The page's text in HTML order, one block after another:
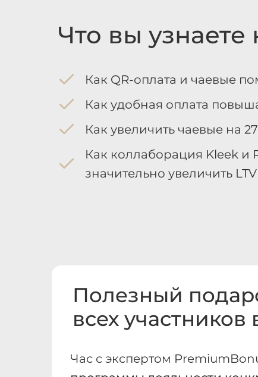
Что вы
Как QR-оплата и чаевые
Как удобная оплата
Как увеличить чаевые на
Как коллаборация Kleek и
значительно увеличить LTV
Полезный
всех участников
Час с экспертом